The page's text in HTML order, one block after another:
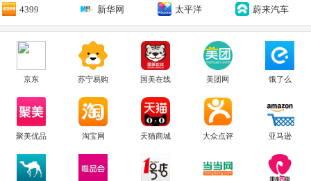
4399 新华网 太平洋 蔚来汽车
京东 苏宁易购 国美在线 美团网 饿了么
聚美优品 淘宝网 天猫商城 大众点评 亚马逊